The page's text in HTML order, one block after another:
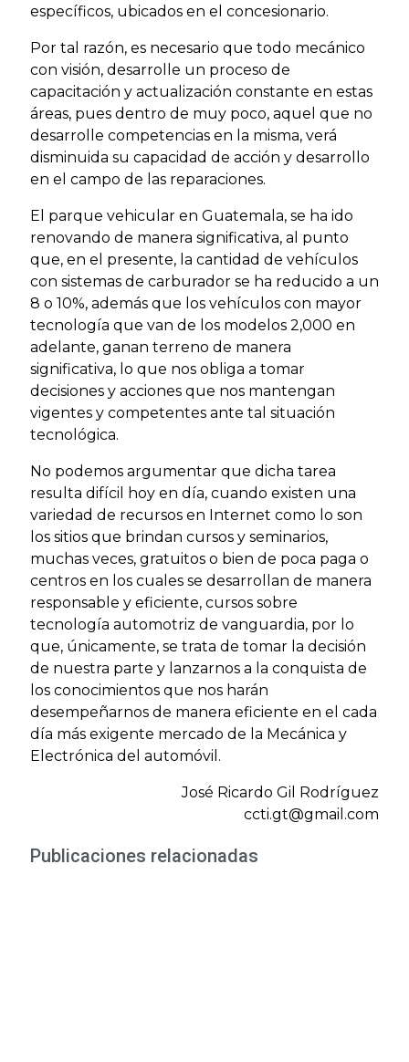
específicos, ubicados en el concesionario.
Por tal razón, es necesario que todo mecánico
con visión, desarrolle un proceso de
capacitación y actualización constante en estas
áreas, pues dentro de muy poco, aquel que no
desarrolle competencias en la misma, verá
disminuida su capacidad de acción y desarrollo
en el campo de las reparaciones.
El parque vehicular en Guatemala, se ha ido
renovando de manera significativa, al punto
que, en el presente, la cantidad de vehículos
con sistemas de carburador se ha reducido a un
8 o 10%, además que los vehículos con mayor
tecnología que van de los modelos 2,000 en
adelante, ganan terreno de manera
significativa, lo que nos obliga a tomar
decisiones y acciones que nos mantengan
vigentes y competentes ante tal situación
tecnológica.
No podemos argumentar que dicha tarea
resulta difícil hoy en día, cuando existen una
variedad de recursos en Internet como lo son
los sitios que brindan cursos y seminarios,
muchas veces, gratuitos o bien de poca paga o
centros en los cuales se desarrollan de manera
responsable y eficiente, cursos sobre
tecnología automotriz de vanguardia, por lo
que, únicamente, se trata de tomar la decisión
de nuestra parte y lanzarnos a la conquista de
los conocimientos que nos harán
desempeñarnos de manera eficiente en el cada
día más exigente mercado de la Mecánica y
Electrónica del automóvil.
José Ricardo Gil Rodríguez
ccti.gt@gmail.com
Publicaciones relacionadas